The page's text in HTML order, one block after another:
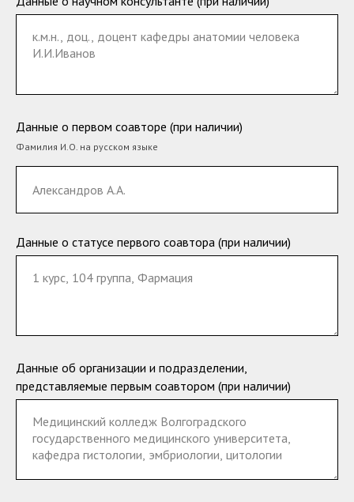
Данные о первом соавторе (при наличии)
Фамилия И.О. на русском языке
Данные о статусе первого соавтора (при наличии)
Данные об организации и подразделении,
представляемые первым соавтором (при наличии)